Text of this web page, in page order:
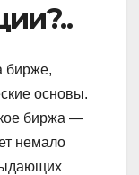
бирже,
основы.
биржа —
немало